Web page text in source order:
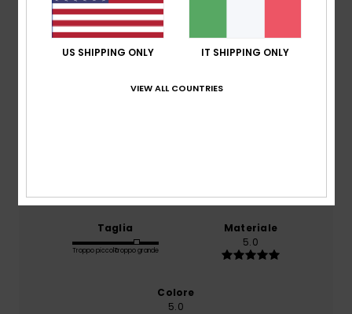
Il 0% dei nostri clienti consiglia questo prodotto
Taglia
Troppo piccoloTroppo grande
Materiale
5.0
Colore
5.0
US SHIPPING ONLY IT SHIPPING ONLY
VIEW ALL COUNTRIES